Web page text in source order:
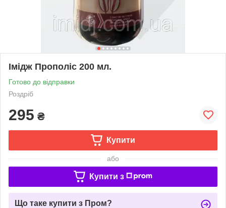
Імідж Прополіс 200 мл.
Готово до відправки
Роздріб
295 ₴
Купити
або
Купити з
Що таке купити з Пром?